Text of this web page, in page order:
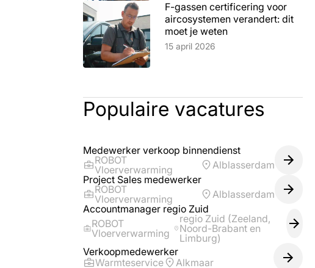
F-gassen certificering voor
aircosystemen verandert: dit
moet je weten
Lees artikel
15 april 2026
Populaire vacatures
Medewerker verkoop binnendienst
ROBOT
Vloerverwarming
Alblasserdam
Project Sales medewerker
ROBOT
Vloerverwarming
Alblasserdam
Accountmanager regio Zuid
ROBOT
Vloerverwarming
regio Zuid (Zeeland,
Noord-Brabant en
Limburg)
Verkoopmedewerker
Warmteservice
Alkmaar